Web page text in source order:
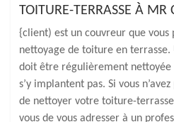
TOITURE-TERRASSE À MR
{client) est un couvreur que vous
nettoyage de toiture en
doit être régulièrement nettoyée
s’y implantent pas. Si vous
de nettoyer votre toiture-
vous de vous adresser à un